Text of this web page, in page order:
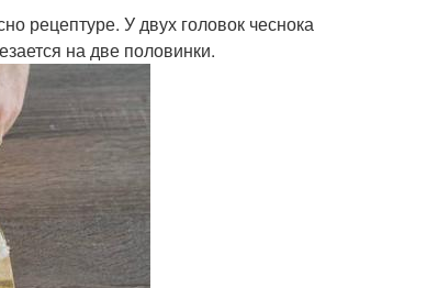
рецептуре. У двух головок чеснока
на две половинки.